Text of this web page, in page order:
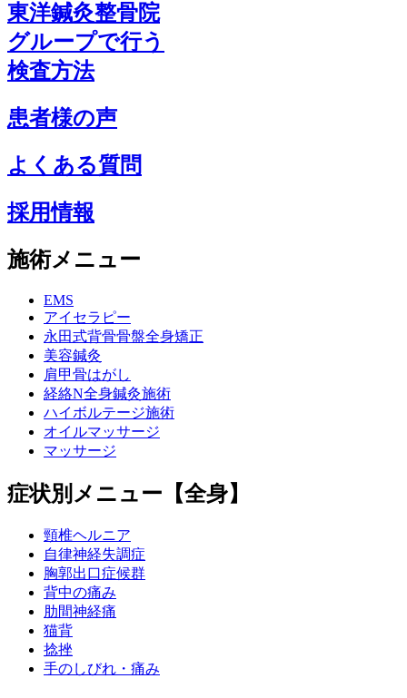
東洋鍼灸整骨院
グループで行う
検査方法
患者様の声
よくある質問
採用情報
施術メニュー
EMS
アイセラピー
永田式背骨骨盤全身矯正
美容鍼灸
肩甲骨はがし
経絡N全身鍼灸施術
ハイボルテージ施術
オイルマッサージ
マッサージ
症状別メニュー【全身】
頸椎ヘルニア
自律神経失調症
胸郭出口症候群
背中の痛み
肋間神経痛
猫背
捻挫
手のしびれ・痛み